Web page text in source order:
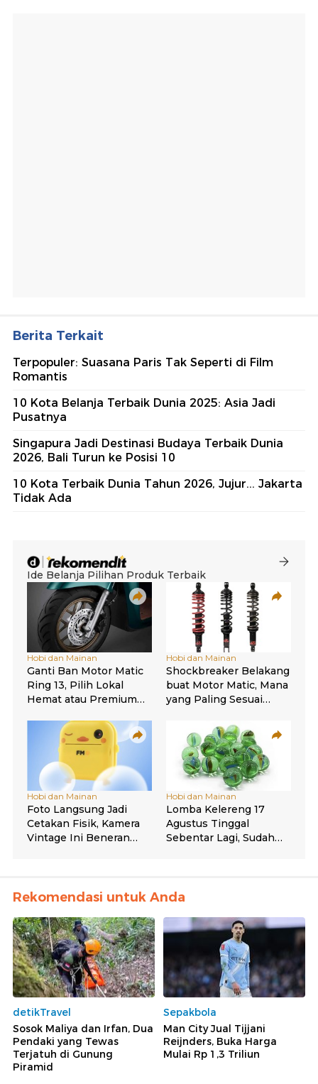
Berita Terkait
Terpopuler: Suasana Paris Tak Seperti di Film
Romantis
10 Kota Belanja Terbaik Dunia 2025: Asia Jadi
Pusatnya
Singapura Jadi Destinasi Budaya Terbaik Dunia
2026, Bali Turun ke Posisi 10
10 Kota Terbaik Dunia Tahun 2026, Jujur... Jakarta
Tidak Ada
Rekomendasi untuk Anda
detikTravel
Sosok Maliya dan Irfan, Dua
Pendaki yang Tewas
Terjatuh di Gunung
Piramid
Sepakbola
Man City Jual Tijjani
Reijnders, Buka Harga
Mulai Rp 1,3 Triliun